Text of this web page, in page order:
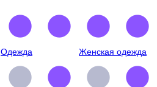
Одежда Женская одежда